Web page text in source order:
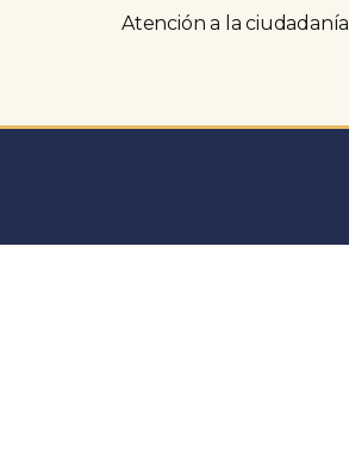
Atención a la ciudadanía